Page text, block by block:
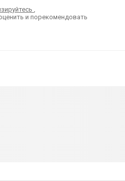
,
и порекомендовать